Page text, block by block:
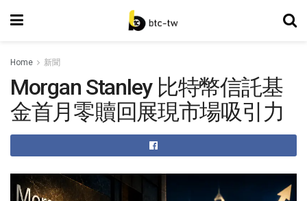
Home 新聞
Morgan Stanley 比特幣信託基
金首月零贖回展現市場吸引力